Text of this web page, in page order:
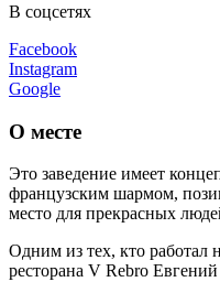
В соцсетях
Facebook
Instagram
Google
О месте
Это заведение имеет
французским шармом,
место для прекрасных
Одним из тех, кто
ресторана V Rebro